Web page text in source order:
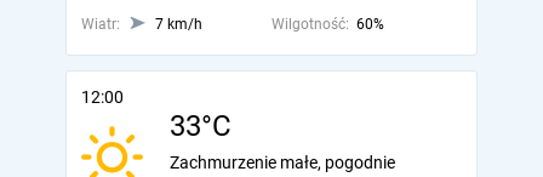
Wiatr:
7 km/h Wilgotność: 60%
12:00
33°C
Zachmurzenie małe, pogodnie